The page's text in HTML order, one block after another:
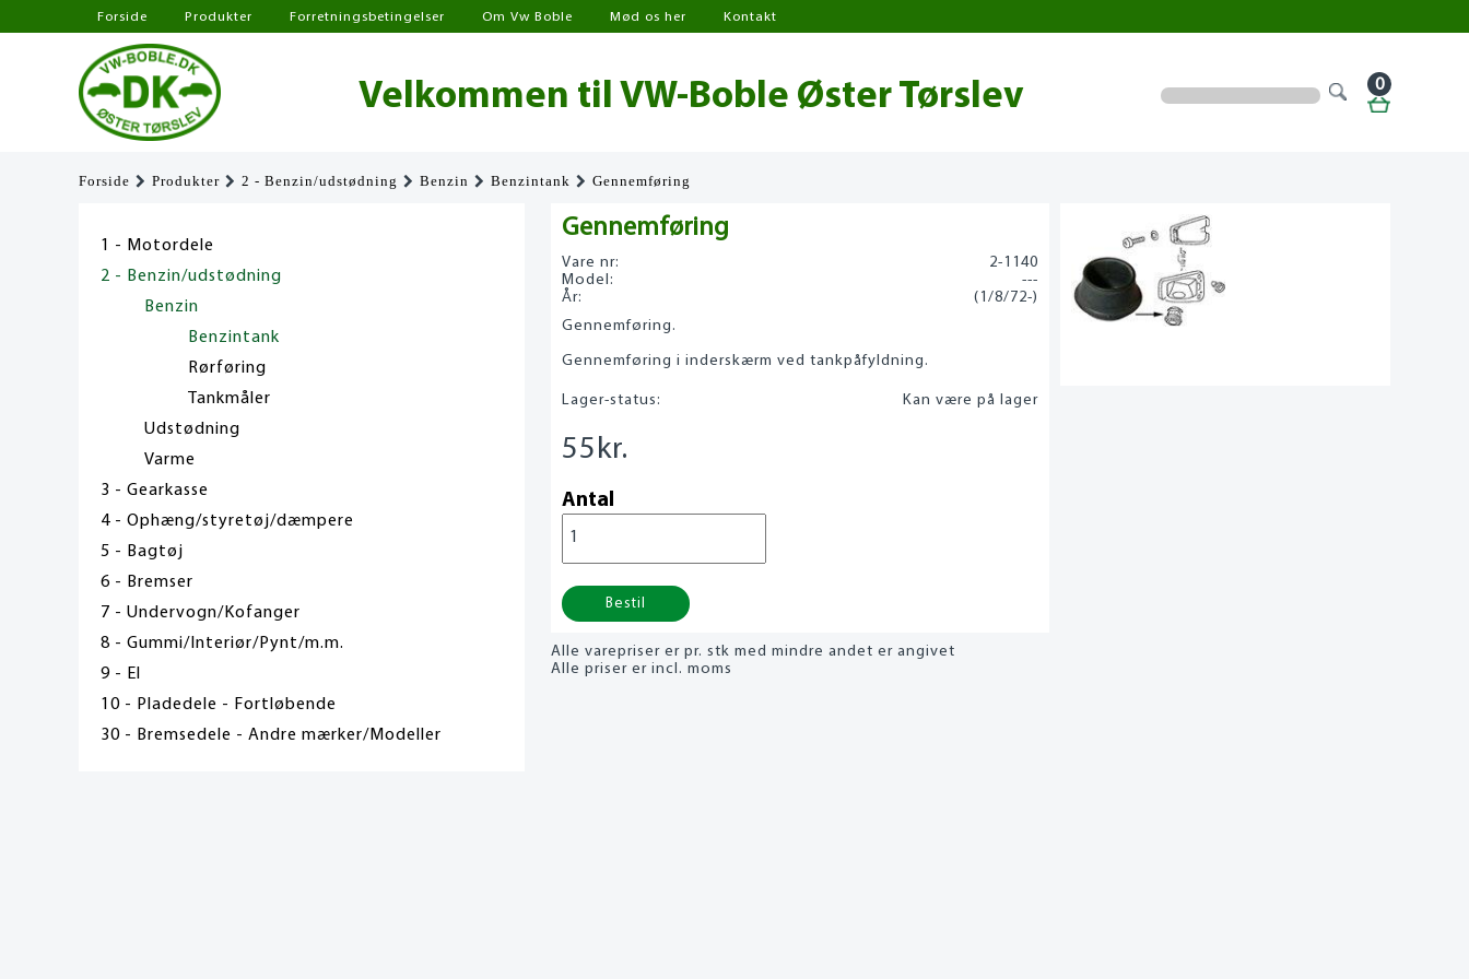
Forside Produkter Forretningsbetingelser Om Vw Boble Mød os her Kontakt
Velkommen til VW-Boble Øster Tørslev 0
Forside Produkter 2 - Benzin/udstødning Benzin Benzintank Gennemføring
1 - Motordele
2 - Benzin/udstødning
Benzin
Benzintank
Rørføring
Tankmåler
Udstødning
Varme
3 - Gearkasse
4 - Ophæng/styretøj/dæmpere
5 - Bagtøj
6 - Bremser
7 - Undervogn/Kofanger
8 - Gummi/Interiør/Pynt/m.m.
9 - El
10 - Pladedele - Fortløbende
30 - Bremsedele - Andre mærker/Modeller
Gennemføring
Vare nr:
2-1140
Model:
---
År:
(1/8/72-)
Gennemføring.
Gennemføring i inderskærm ved tankpåfyldning.
Lager-status: Kan være på lager
55 kr.
Antal
Bestil
Alle varepriser er pr. stk med mindre andet er angivet
Alle priser er incl. moms